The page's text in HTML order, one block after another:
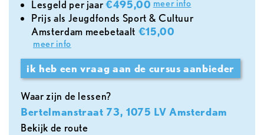
lesgeld per jaar€495,00 meer info
Prijs als Jeugdfonds Sport & Cultuur
Amsterdam meebetaalt €15,00
meer info
ik heb een vraag aan de cursus aanbieder
Waar zijn de lessen?
Bertelmanstraat 73, 1075 LV Amsterdam
Bekijk de route